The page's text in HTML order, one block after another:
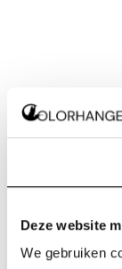
Deze website
We gebruiken